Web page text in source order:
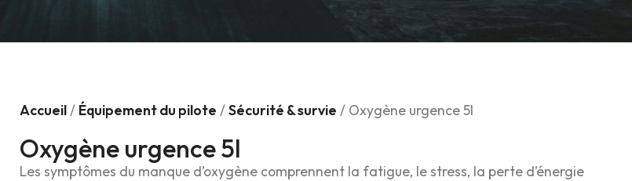
Accueil/ Équipement du pilote /Sécurité & survie / Oxygène urgence 5l
Oxygène urgence 5l
Les symptômes du manque d’oxygène comprennent la fatigue, le stress, la perte d’énergie